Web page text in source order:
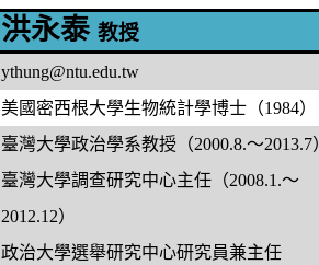
洪永泰教授
ythung@ntu.edu.tw
美國密西根大學生物統計學博士（1984）
臺灣大學政治學系教授 （2000.8.～2013.7
臺灣大學調查研究中心主任 （2008.1.～
2012.12）
政治大學選舉研究中心研究員兼主任